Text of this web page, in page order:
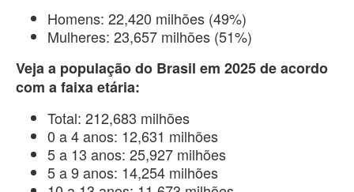
Homens: 22,420 milhões (49%)
Mulheres: 23,657 milhões (51%)
Veja a população do Brasil em 2025 de acordo
com a faixa etária:
Total: 212,683 milhões
0 a 4 anos: 12,631 milhões
5 a 13 anos: 25,927 milhões
5 a 9 anos: 14,254 milhões